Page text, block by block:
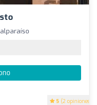
5 (2 opiniones)